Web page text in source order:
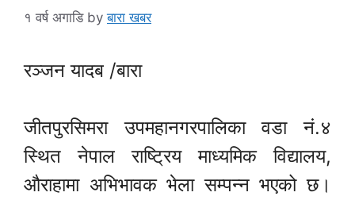
१ वर्ष अगाडि byबारा खबर
रञ्जन यादब /बारा
जीतपुरसिमरा उपमहानगरपालिका वडा नं.४
स्थित नेपाल राष्ट्रिय माध्यमिक विद्यालय,
औराहामा अभिभावक भेला सम्पन्न भएको छ।